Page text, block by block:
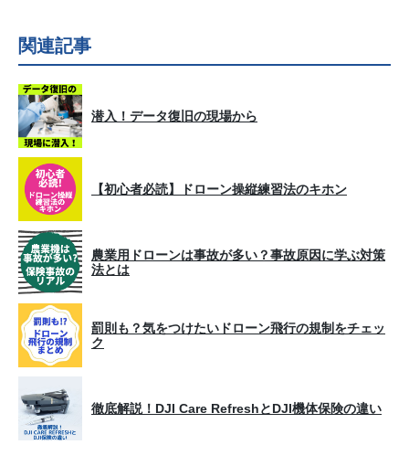
関連記事
潜入！データ復旧の現場から
【初心者必読】ドローン操縦練習法のキホン
農業用ドローンは事故が多い？事故原因に学ぶ対策
法とは
罰則も？気をつけたいドローン飛行の規制をチェッ
ク
徹底解説！DJI Care RefreshとDJI機体保険の違い